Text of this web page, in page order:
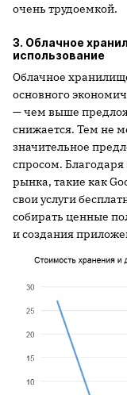
очень трудоемкой.
3. Облачное
использование
Облачное
основного
— чем выше
снижается. Тем не
значительное
спросом.
рынка, такие как
свои услуги
собирать ценные
и создания